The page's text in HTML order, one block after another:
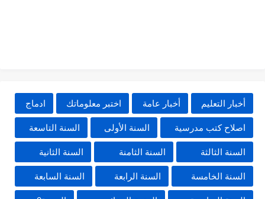
أخبار التعليم أخبار عامة اختبر معلوماتك ادماج
اصلاح كتب مدرسية السنة الأولى السنة التاسعة
السنة الثالثة السنة الثامنة السنة الثانية
السنة الخامسة السنة الرابعة السنة السابعة